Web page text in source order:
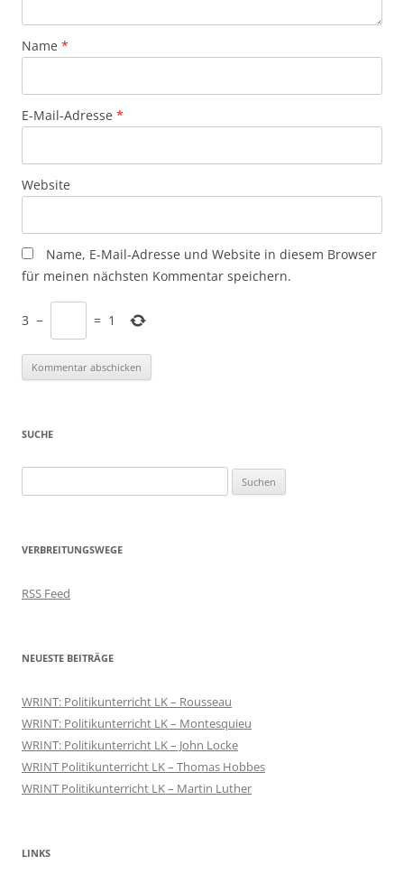
Name *
E-Mail-Adresse *
Website
Name, E-Mail-Adresse und Website in diesem Browser
für meinen nächsten Kommentar speichern.
3 − = 1
SUCHE
nach:
VERBREITUNGSWEGE
RSS Feed
NEUESTE BEITRÄGE
WRINT: Politikunterricht LK – Rousseau
WRINT: Politikunterricht LK – Montesquieu
WRINT: Politikunterricht LK – John Locke
WRINT Politikunterricht LK – Thomas Hobbes
WRINT Politikunterricht LK – Martin Luther
LINKS